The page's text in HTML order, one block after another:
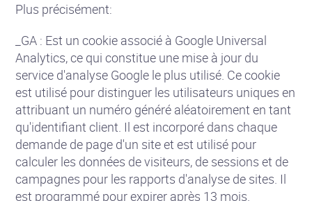
Plus précisément:
_GA : Est un cookie associé à Google Universal
Analytics, ce qui constitue une mise à jour du
service d'analyse Google le plus utilisé. Ce cookie
est utilisé pour distinguer les utilisateurs uniques en
attribuant un numéro généré aléatoirement en tant
qu'identifiant client. Il est incorporé dans chaque
demande de page d'un site et est utilisé pour
calculer les données de visiteurs, de sessions et de
campagnes pour les rapports d'analyse de sites. Il
est programmé pour expirer après 13 mois.